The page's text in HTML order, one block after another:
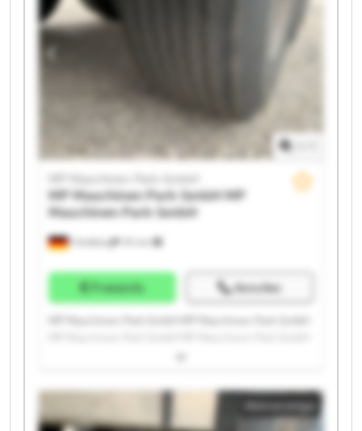
MP Maschinen Park GmbH MP Maschinen Park GmbH
MP Maschinen Park GmbH MP Maschinen Park GmbH
Friedberg
MP Maschinen Park GmbH
MP Maschinen Park GmbHMP
Maschinen Park GmbH
Preisinfo Anrufen
MP Maschinen Park GmbH MP Maschinen Park GmbH
MP Maschinen Park GmbH MP Maschinen Park GmbH
MP Maschinen Park GmbH MP Maschinen Park GmbH
MP Maschinen Park GmbH MP Maschinen Park GmbH
Kleinanzeige